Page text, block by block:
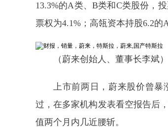
13.3%的A类、B类和C类股份，
票权为4.1%；高瓴资本持股6.2的
（蔚来创始人、董事长李斌）
上市前两日，蔚来股价曾暴
过，在多家机构发表看空报告后
值两个月内几近腰斩。